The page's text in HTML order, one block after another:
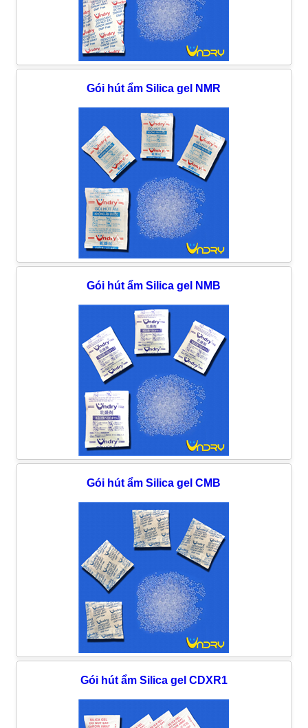
Gói hút ẩm Silica gel NMR
Gói hút ẩm Silica gel NMB
Gói hút ẩm Silica gel CMB
Gói hút ẩm Silica gel CDXR1